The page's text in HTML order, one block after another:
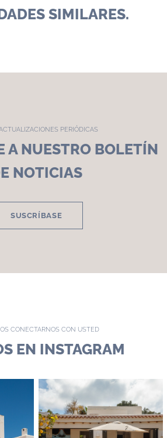
SIMILARES.
PERIÓDICAS
A NUESTRO BOLETÍN
NOTICIAS
SUSCRÍBASE
CONECTARNOS CON USTED
EN INSTAGRAM